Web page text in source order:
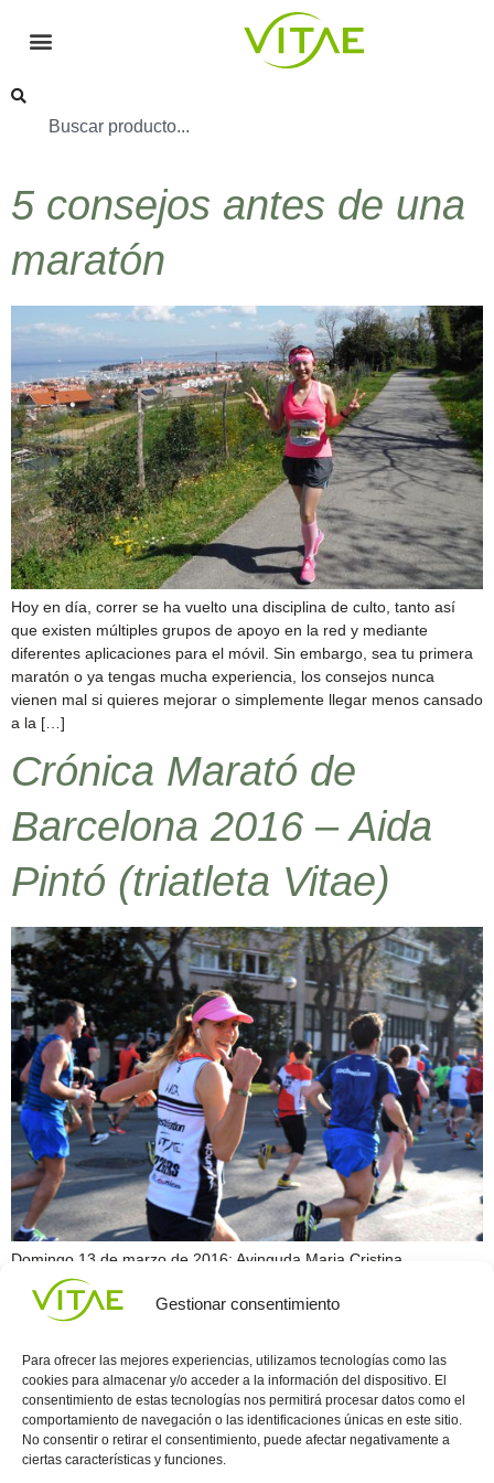
Gestionar consentimiento
Para ofrecer las mejores experiencias, utilizamos tecnologías como las
cookies para almacenar y/o acceder a la información del dispositivo. El
consentimiento de estas tecnologías nos permitirá procesar datos como el
comportamiento de navegación o las identificaciones únicas en este sitio.
No consentir o retirar el consentimiento, puede afectar negativamente a
ciertas características y funciones.
5 consejos antes de una
maratón
Hoy en día, correr se ha vuelto una disciplina de culto, tanto así
que existen múltiples grupos de apoyo en la red y mediante
diferentes aplicaciones para el móvil. Sin embargo, sea tu primera
maratón o ya tengas mucha experiencia, los consejos nunca
vienen mal si quieres mejorar o simplemente llegar menos cansado
a la […]
Crónica Marató de
Barcelona 2016 – Aida
Pintó (triatleta Vitae)
Domingo 13 de marzo de 2016; Avinguda Maria Cristina,
Barcelona, 8:30 am, temperatura 5ºC. Más de 20 mil personas
esperando para correr 42,195km. Más de 20mil historias distintas
Entre ellas la mía, la historia de una chica normal como otra, que
trabaja de lunes a […]
Conocenos
Vitae
internaciona
Política
de
(+34)
935